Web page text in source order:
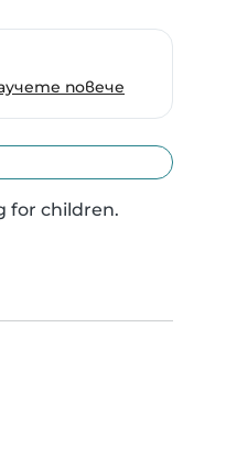
повече
for children.